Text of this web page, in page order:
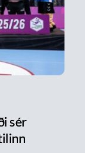
sér